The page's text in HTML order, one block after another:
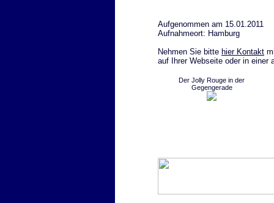
Aufgenommen am 15.01.2011
Aufnahmeort: Hamburg
Nehmen Sie bitte hier Kontakt
auf Ihrer Webseite oder in einer
Der Jolly Rouge in der
Gegengerade